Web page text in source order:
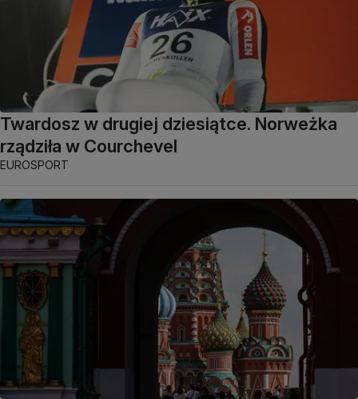
Twardosz w drugiej dziesiątce. Norweżka
rządziła w Courchevel
EUROSPORT